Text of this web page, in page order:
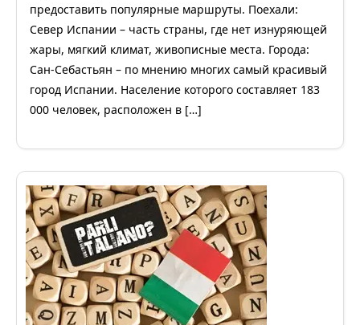
предоставить популярные маршруты. Поехали:
Север Испании – часть страны, где нет изнуряющей
жары, мягкий климат, живописные места. Города:
Сан-Себастьян – по мнению многих самый красивый
город Испании. Население которого составляет 183
000 человек, расположен в […]